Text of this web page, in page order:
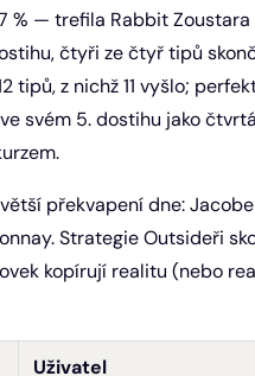
% — trefila Rabbit
čtyři ze čtyř tipů
tipů, z nichž 11 vyšlo;
svém 5. dostihu jako
překvapení dne:
Strategie Outsideři
kopírují realitu (nebo
Uživatel